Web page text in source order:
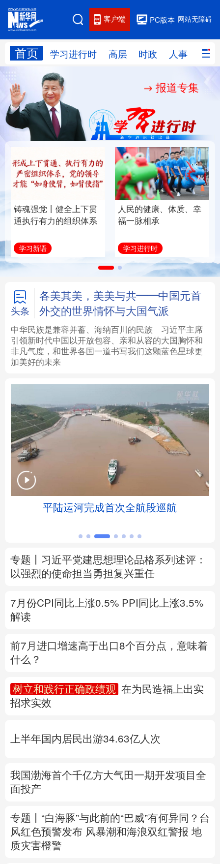
网站无障碍
PC版本
客户端
首页 学习进行时 高层 时政 人事 国际
网站地图
学习进行时 人事
国际 财经 网评
思客智库 全球连线 教育
科技 科创 量子 体育
文化 书画 健康 军事
访谈 视频 图片 政务
信息化 数字经济
学术中国 乡村振兴 银龄 溯源中国
城市 旅游 能源
彩票 娱乐 时尚 悦读
公益
地方频道
北京
辽宁
安徽 福建
河南 湖北
广东 广西 海南 重庆
陕西
English
报道专集
铸魂强党丨健全上下贯
通执行有力的组织体系
学习新语
人民的健康、体质、幸
福一脉相承
学习进行时
头条
各美其美，美美与共——中国元首
外交的世界情怀与大国气派
中华民族是兼容并蓄、海纳百川的民族
习近平主席
引领新时代中国以开放包容、亲和从容的大国胸怀和
非凡气度，和世界各国一道书写我们这颗蓝色星球更
加美好的未来
平陆运河完成首次全航段巡航
专题丨 习近平党建思想理论品格系列述评：
以强烈的使命担当勇担复兴重任
7月份CPI同比上涨0.5% PPI同比上涨3.5%
解读
前7月进口增速高于出口8个百分点，意味着
什么？
树立和践行正确政绩观
在为民造福上出实
招求实效
上半年国内居民出游34.63亿人次
我国渤海首个千亿方大气田一期开发项目全
面投产
专题丨 “白海豚”与此前的“巴威”有何异同？ 台
风红色预警发布 风暴潮和海浪双红警报 地
质灾害橙警